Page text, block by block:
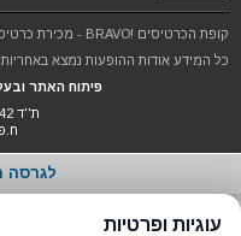
קופת הכרטיסים !BRAVO - מכירת כרטיסים להופעות והצגות © 2005-2026
כל המידע אודות ההופעות נמצא
פיתוח האתר
ת''ד 242 נתניה 4210201
ח.פ.
לגרסה
עוגיות ופרטיות